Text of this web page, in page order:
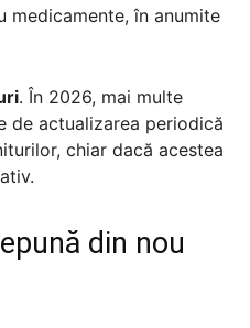
în anumite
. În 2026, mai multe
de actualizarea periodică
chiar dacă acestea
din nou